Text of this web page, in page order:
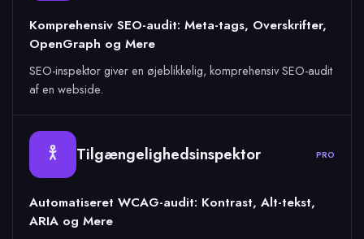
Komprehensiv SEO-audit: Meta-tags, Overskrifter,
OpenGraph og Mere
SEO-inspektor giver en øjeblikkelig, komprehensiv SEO-audit
af en webside.
Tilgængelighedsinspektor PRO
Automatiseret WCAG-audit: Kontrast, Alt-tekst,
ARIA og Mere